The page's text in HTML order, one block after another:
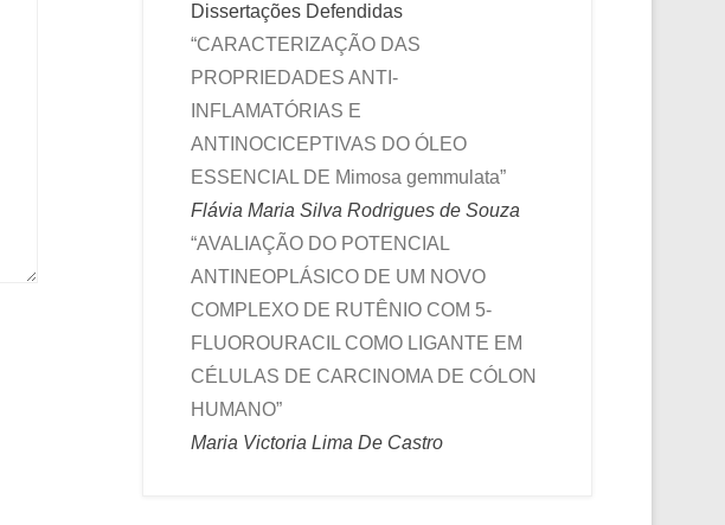
Dissertações Defendidas
“CARACTERIZAÇÃO DAS
PROPRIEDADES ANTI-
INFLAMATÓRIAS E
ANTINOCICEPTIVAS DO ÓLEO
ESSENCIAL DE Mimosa gemmulata”
Flávia Maria Silva Rodrigues de Souza
“AVALIAÇÃO DO POTENCIAL
ANTINEOPLÁSICO DE UM NOVO
COMPLEXO DE RUTÊNIO COM 5-
FLUOROURACIL COMO LIGANTE EM
CÉLULAS DE CARCINOMA DE CÓLON
HUMANO”
Maria Victoria Lima De Castro